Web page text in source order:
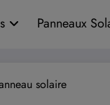
Panneaux
solaire